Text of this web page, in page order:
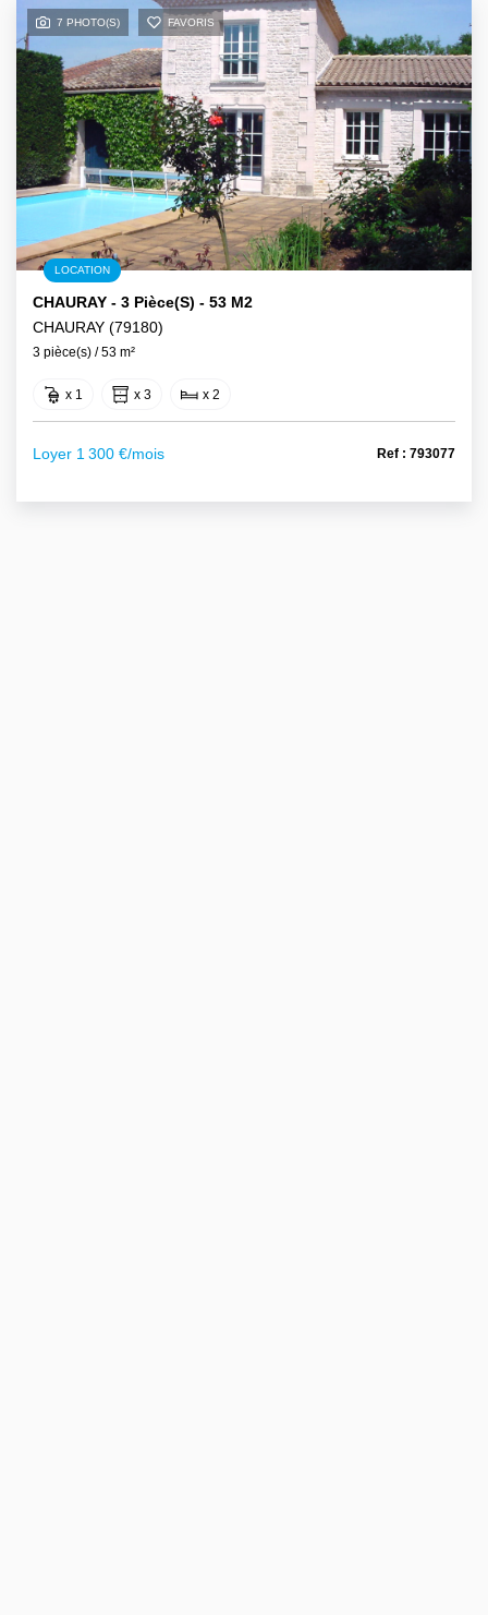
7 PHOTO(S) FAVORIS
LOCATION
CHAURAY - 3 Pièce(s) - 53 M2
CHAURAY (79180)
3 pièce(s) / 53 m²
x 1 x 3 x 2
Loyer 1 300 €/mois Ref : 793077